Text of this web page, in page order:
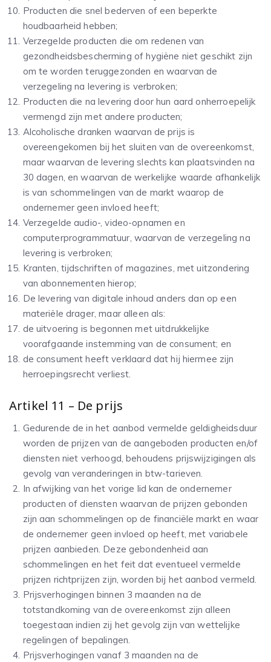
Producten die snel bederven of een beperkte
houdbaarheid hebben;
Verzegelde producten die om redenen van
gezondheidsbescherming of hygiëne niet geschikt zijn
om te worden teruggezonden en waarvan de
verzegeling na levering is verbroken;
Producten die na levering door hun aard onherroepelijk
vermengd zijn met andere producten;
Alcoholische dranken waarvan de prijs is
overeengekomen bij het sluiten van de overeenkomst,
maar waarvan de levering slechts kan plaatsvinden na
30 dagen, en waarvan de werkelijke waarde afhankelijk
is van schommelingen van de markt waarop de
ondernemer geen invloed heeft;
Verzegelde audio-, video-opnamen en
computerprogrammatuur, waarvan de verzegeling na
levering is verbroken;
Kranten, tijdschriften of magazines, met uitzondering
van abonnementen hierop;
De levering van digitale inhoud anders dan op een
materiële drager, maar alleen als:
de uitvoering is begonnen met uitdrukkelijke
voorafgaande instemming van de consument; en
de consument heeft verklaard dat hij hiermee zijn
herroepingsrecht verliest.
Artikel 11 – De prijs
Gedurende de in het aanbod vermelde geldigheidsduur
worden de prijzen van de aangeboden producten en/of
diensten niet verhoogd, behoudens prijswijzigingen als
gevolg van veranderingen in btw-tarieven.
In afwijking van het vorige lid kan de ondernemer
producten of diensten waarvan de prijzen gebonden
zijn aan schommelingen op de financiële markt en waar
de ondernemer geen invloed op heeft, met variabele
prijzen aanbieden. Deze gebondenheid aan
schommelingen en het feit dat eventueel vermelde
prijzen richtprijzen zijn, worden bij het aanbod vermeld.
Prijsverhogingen binnen 3 maanden na de
totstandkoming van de overeenkomst zijn alleen
toegestaan indien zij het gevolg zijn van wettelijke
regelingen of bepalingen.
Prijsverhogingen vanaf 3 maanden na de